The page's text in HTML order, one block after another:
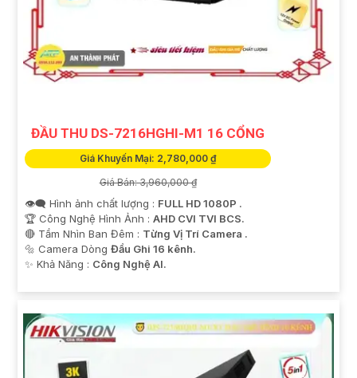
ĐẦU THU DS-7216HGHI-M1 16 CỔNG
Giá Khuyến Mại: 2,780,000 ₫
Giá Bán: 3,960,000 ₫
👁️‍🗨 Hình ảnh chất lượng : FULL HD 1080P .
🏆 Công Nghệ Hình Ảnh : AHD CVI TVI BCS.
🔴 Tầm Nhìn Ban Đêm : Từng Vị Trí Camera .
🔩 Camera Dòng Đầu Ghi 16 kênh.
️✨ Khả Năng : Công Nghệ AI.